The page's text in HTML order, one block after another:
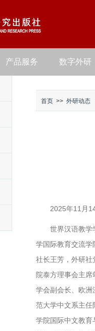
产品服务 数字外研
首页 >> 外研动态
2025年11月
世界汉语教学
学国际教育交流学
社长王芳，外研社
院泰方理事会主
学会副会长、欧洲
范大学中文系主任
学院国际中文教育